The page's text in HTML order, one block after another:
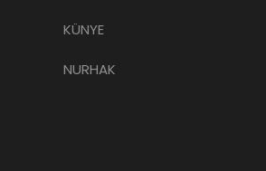
KÜNYE
NURHAK